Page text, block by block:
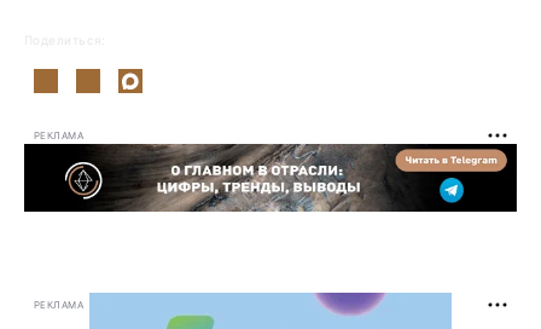
Поделиться:
РЕКЛАМА
РЕКЛАМА